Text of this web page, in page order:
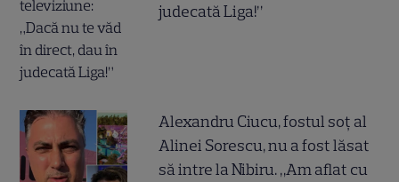
judecată Liga!”
Alexandru Ciucu, fostul soț al
Alinei Sorescu, nu a fost lăsat
să intre la Nibiru. „Am aflat cu